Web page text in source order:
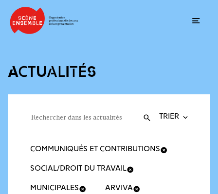
ACTUALITÉS
Recherche
Valider
COMMUNIQUÉS ET CONTRIBUTIONS
SOCIAL/DROIT DU TRAVAIL
MUNICIPALES ARVIVA